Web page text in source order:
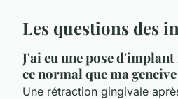
Les questions des
J'ai eu une pose
ce normal que ma
Une rétraction gingivale